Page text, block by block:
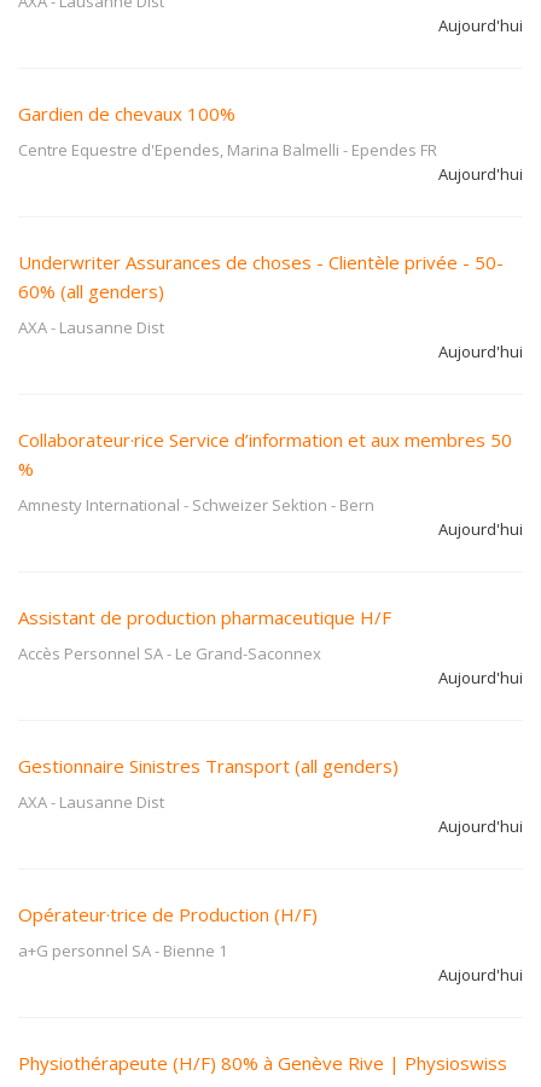
Aujourd'hui
Gardien de chevaux 100%
Centre Equestre d'Ependes, Marina Balmelli - Ependes FR
Aujourd'hui
Underwriter Assurances de choses - Clientèle privée - 50-
60% (all genders)
AXA- Lausanne Dist
Aujourd'hui
Collaborateur·rice Service d’information et aux membres 50
%
Amnesty International - Schweizer Sektion - Bern
Aujourd'hui
Assistant de production pharmaceutique H/F
Accès Personnel SA- Le Grand-Saconnex
Aujourd'hui
Gestionnaire Sinistres Transport (all genders)
AXA- Lausanne Dist
Aujourd'hui
Opérateur·trice de Production (H/F)
a+G personnel SA- Bienne 1
Aujourd'hui
Physiothérapeute (H/F) 80% à Genève Rive | Physioswiss